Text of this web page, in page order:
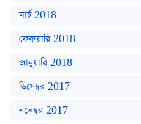
মার্চ 2018
ফেব্রুয়ারি 2018
জানুয়ারি 2018
ডিসেম্বর 2017
নভেম্বর 2017